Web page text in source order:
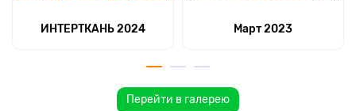
ИНТЕРТКАНЬ 2024 Март 2023
Перейти в галерею